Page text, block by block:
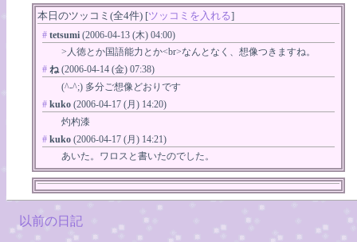
本日のツッコミ(全4件) [ツッコミを入れる]
# tetsumi (2006-04-13 (木) 04:00)
>人徳とか国語能力とか<br>なんとなく、想像つきますね。
# ね (2006-04-14 (金) 07:38)
(^-^;) 多分ご想像どおりです
# kuko (2006-04-17 (月) 14:20)
灼杓漆
# kuko (2006-04-17 (月) 14:21)
あいた。ワロスと書いたのでした。
以前の日記